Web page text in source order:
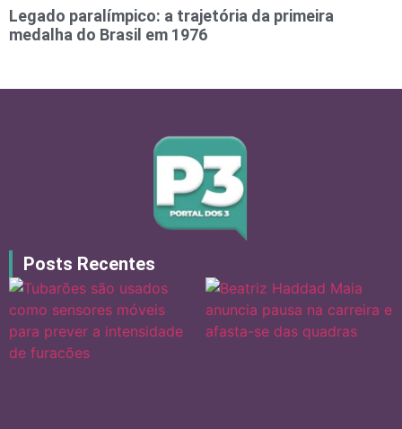
Legado paralímpico: a trajetória da primeira
medalha do Brasil em 1976
Posts Recentes